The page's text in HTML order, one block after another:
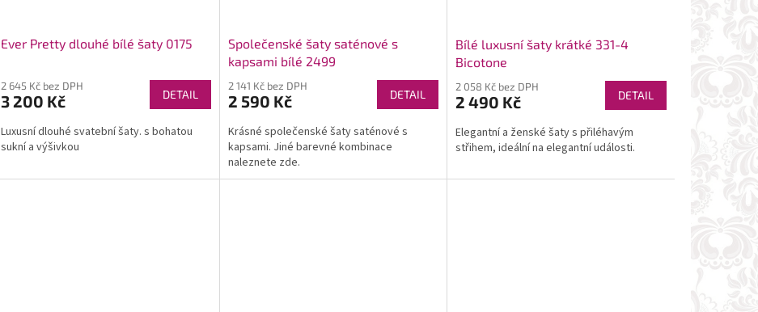
Ever Pretty dlouhé bílé šaty 0175
2 645 Kč bez DPH
3 200 Kč DETAIL
Luxusní dlouhé svatební šaty. s bohatou
sukní a výšivkou
Společenské šaty saténové s
kapsami bílé 2499
2 141 Kč bez DPH
2 590 Kč DETAIL
Krásné společenské šaty saténové s
kapsami. Jiné barevné kombinace
naleznete zde.
Bílé luxusní šaty krátké 331-4
Bicotone
2 058 Kč bez DPH
2 490 Kč DETAIL
Elegantní a ženské šaty s přiléhavým
střihem, ideální na elegantní události.